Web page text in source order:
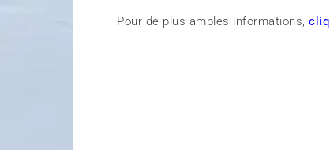
Pour de plus amples informations,